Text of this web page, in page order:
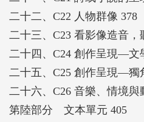
二十二、C22 人物群像 378
二十三、C23 看影像造音，
二十四、C24 創作呈現—文
二十五、C25 創作呈現—獨
二十六、C26 音樂、情境與
第陸部分 文本單元 405